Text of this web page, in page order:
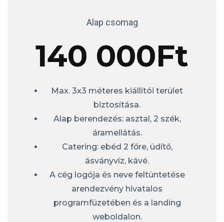
Alap csomag
140 000Ft
Max. 3x3 méteres kiállítói terület
biztosítása.
Alap berendezés: asztal, 2 szék,
áramellátás.
Catering: ebéd 2 főre, üdítő,
ásványvíz, kávé.
A cég logója és neve feltüntetése
arendezvény hivatalos
programfüzetében és a landing
weboldalon.